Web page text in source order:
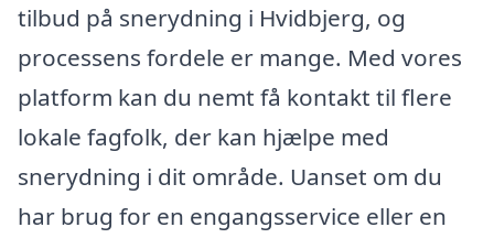
tilbud på snerydning i Hvidbjerg, og
processens fordele er mange. Med vores
platform kan du nemt få kontakt til flere
lokale fagfolk, der kan hjælpe med
snerydning i dit område. Uanset om du
har brug for en engangsservice eller en